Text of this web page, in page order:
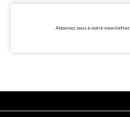
Abonnez vous à notre newsletter